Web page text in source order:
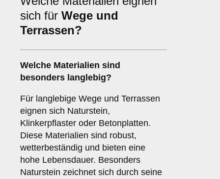
sich für Wege und
Terrassen?
Welche Materialien sind
besonders langlebig?
Für langlebige Wege und Terrassen
eignen sich Naturstein,
Klinkerpflaster oder Betonplatten.
Diese Materialien sind robust,
wetterbeständig und bieten eine
hohe Lebensdauer. Besonders
Naturstein zeichnet sich durch seine